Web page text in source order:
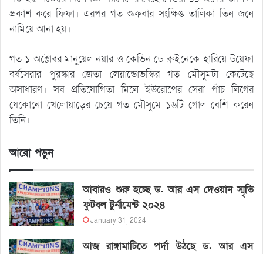
প্রকাশ করে ফিফা। এরপর গত শুক্রবার সংক্ষিপ্ত তালিকা তিন জনে
নামিয়ে আনা হয়।
গত ১ অক্টোবর মানুয়েল নয়ার ও কেভিন ডে ব্রুইনেকে হারিয়ে উয়েফা
বর্ষসেরার পুরস্কার জেতা লেয়ান্ডোভস্কির গত মৌসুমটা কেটেছে
অসাধারণ। সব প্রতিযোগিতা মিলে ইউরোপের সেরা পাঁচ লিগের
যেকোনো খেলোয়াড়ের চেয়ে গত মৌসুমে ১৬টি গোল বেশি করেন
তিনি।
আরো পড়ুন
আবারও শুরু হচ্ছে ড. আর এস দেওয়ান স্মৃতি
ফুটবল টুর্নামেন্ট ২০২৪
January 31, 2024
আজ রাঙ্গামাটিতে পর্দা উঠছে ড. আর এস